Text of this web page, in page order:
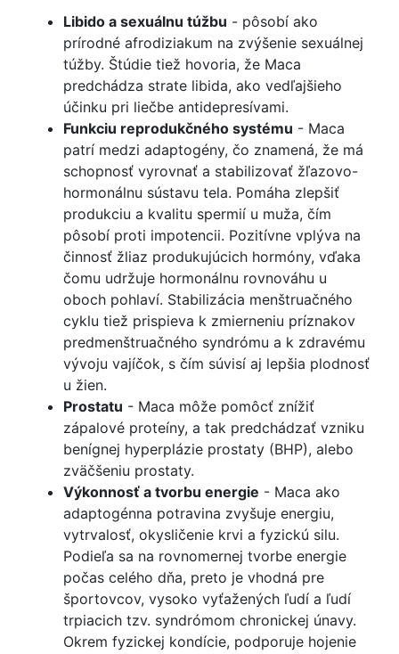
Libido a sexuálnu túžbu - pôsobí ako
prírodné afrodiziakum na zvýšenie sexuálnej
túžby. Štúdie tiež hovoria, že Maca
predchádza strate libida, ako vedľajšieho
účinku pri liečbe antidepresívami.
Funkciu reprodukčného systému - Maca
patrí medzi adaptogény, čo znamená, že má
schopnosť vyrovnať a stabilizovať žľazovo-
hormonálnu sústavu tela. Pomáha zlepšiť
produkciu a kvalitu spermií u muža, čím
pôsobí proti impotencii. Pozitívne vplýva na
činnosť žliaz produkujúcich hormóny, vďaka
čomu udržuje hormonálnu rovnováhu u
oboch pohlaví. Stabilizácia menštruačného
cyklu tiež prispieva k zmierneniu príznakov
predmenštruačného syndrómu a k zdravému
vývoju vajíčok, s čím súvisí aj lepšia plodnosť
u žien.
Prostatu - Maca môže pomôcť znížiť
zápalové proteíny, a tak predchádzať vzniku
benígnej hyperplázie prostaty (BHP), alebo
zväčšeniu prostaty.
Výkonnosť a tvorbu energie - Maca ako
adaptogénna potravina zvyšuje energiu,
vytrvalosť, okysličenie krvi a fyzickú silu.
Podieľa sa na rovnomernej tvorbe energie
počas celého dňa, preto je vhodná pre
športovcov, vysoko vyťažených ľudí a ľudí
trpiacich tzv. syndrómom chronickej únavy.
Okrem fyzickej kondície, podporuje hojenie